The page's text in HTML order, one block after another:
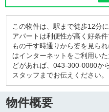
この物件は、駅まで徒歩12分
アパートは利便性が高く好条
もの干す時通りから姿を見ら
はインターネットをご利用い
どがあれば、043-300-0080か
スタッフまでお伝えください。
物件概要